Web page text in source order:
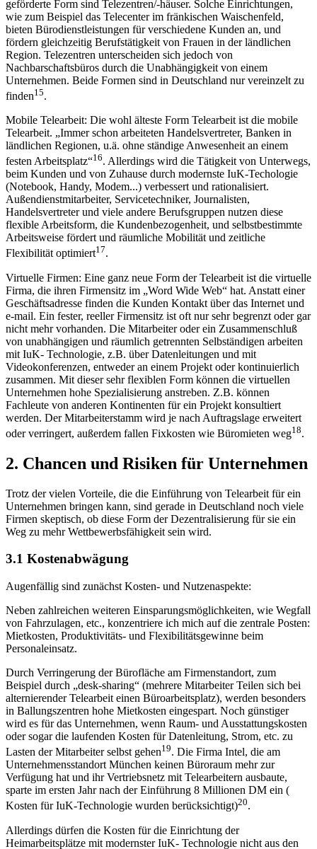
geförderte Form sind Telezentren/-häuser. Solche Einrichtungen,
wie zum Beispiel das Telecenter im fränkischen Waischenfeld,
bieten Bürodienstleistungen für verschiedene Kunden an, und
fördern gleichzeitig Berufstätigkeit von Frauen in der ländlichen
Region. Telezentren unterscheiden sich jedoch von
Nachbarschaftsbüros durch die Unabhängigkeit von einem
Unternehmen. Beide Formen sind in Deutschland nur vereinzelt zu
finden15.
Mobile Telearbeit: Die wohl älteste Form Telearbeit ist die mobile
Telearbeit. „Immer schon arbeiteten Handelsvertreter, Banken in
ländlichen Regionen, u.ä. ohne ständige Anwesenheit an einem
festen Arbeitsplatz“16. Allerdings wird die Tätigkeit von Unterwegs,
beim Kunden und von Zuhause durch modernste IuK-Techologie
(Notebook, Handy, Modem...) verbessert und rationalisiert.
Außendienstmitarbeiter, Servicetechniker, Journalisten,
Handelsvertreter und viele andere Berufsgruppen nutzen diese
flexible Arbeitsform, die Kundenbezogenheit, und selbstbestimmte
Arbeitsweise fördert und räumliche Mobilität und zeitliche
Flexibilität optimiert17.
Virtuelle Firmen: Eine ganz neue Form der Telearbeit ist die virtuelle
Firma, die ihren Firmensitz im „Word Wide Web“ hat. Anstatt einer
Geschäftsadresse finden die Kunden Kontakt über das Internet und
e-mail. Ein fester, reeller Firmensitz ist oft nur sehr begrenzt oder gar
nicht mehr vorhanden. Die Mitarbeiter oder ein Zusammenschluß
von unabhängigen und räumlich getrennten Selbständigen arbeiten
mit IuK- Technologie, z.B. über Datenleitungen und mit
Videokonferenzen, entweder an einem Projekt oder kontinuierlich
zusammen. Mit dieser sehr flexiblen Form können die virtuellen
Unternehmen hohe Spezialisierung anstreben. Z.B. können
Fachleute von anderen Kontinenten für ein Projekt konsultiert
werden. Der Mitarbeiterstamm wird je nach Auftragslage erweitert
oder verringert, außerdem fallen Fixkosten wie Büromieten weg18.
2. Chancen und Risiken für Unternehmen
Trotz der vielen Vorteile, die die Einführung von Telearbeit für ein
Unternehmen bringen kann, sind gerade in Deutschland noch viele
Firmen skeptisch, ob diese Form der Dezentralisierung für sie ein
Weg zu mehr Wettbewerbsfähigkeit sein wird.
3.1 Kostenabwägung
Augenfällig sind zunächst Kosten- und Nutzenaspekte:
Neben zahlreichen weiteren Einsparungsmöglichkeiten, wie Wegfall
von Fahrzulagen, etc., konzentriere ich mich auf die zentrale Posten:
Mietkosten, Produktivitäts- und Flexibilitätsgewinne beim
Personaleinsatz.
Durch Verringerung der Bürofläche am Firmenstandort, zum
Beispiel durch „desk-sharing“ (mehrere Mitarbeiter Teilen sich bei
alternierender Telearbeit einen Büroarbeitsplatz), werden besonders
in Ballungszentren hohe Mietkosten eingespart. Noch günstiger
wird es für das Unternehmen, wenn Raum- und Ausstattungskosten
oder sogar die laufenden Kosten für Datenleitung, Strom, etc. zu
Lasten der Mitarbeiter selbst gehen19. Die Firma Intel, die am
Unternehmensstandort München keinen Büroraum mehr zur
Verfügung hat und ihr Vertriebsnetz mit Telearbeitern ausbaute,
sparte im ersten Jahr nach der Einführung 8 Millionen DM ein (
Kosten für IuK-Technologie wurden berücksichtigt)20.
Allerdings dürfen die Kosten für die Einrichtung der
Heimarbeitsplätze mit modernster IuK- Technologie nicht aus den